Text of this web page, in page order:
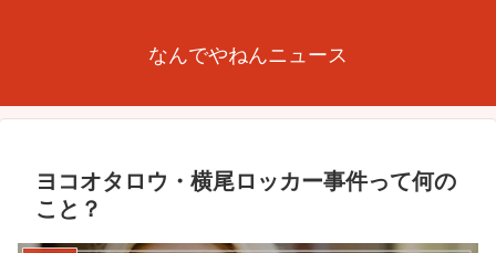
なんでやねんニュース
ヨコオタロウ・横尾ロッカー事件って何の
こと？